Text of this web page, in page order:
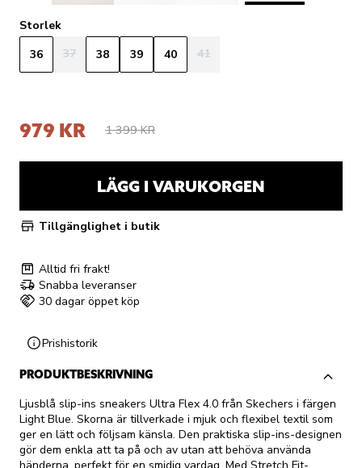
Storlek
36
37 38 39 40 41
979 KR 1 399 KR
LÄGG I VARUKORGEN
Tillgänglighet i butik
Alltid fri frakt!
Snabba leveranser
30 dagar öppet köp
Prishistorik
PRODUKTBESKRIVNING
Ljusblå slip-ins sneakers Ultra Flex 4.0 från Skechers i färgen
Light Blue. Skorna är tillverkade i mjuk och flexibel textil som
ger en lätt och följsam känsla. Den praktiska slip-ins-designen
gör dem enkla att ta på och av utan att behöva använda